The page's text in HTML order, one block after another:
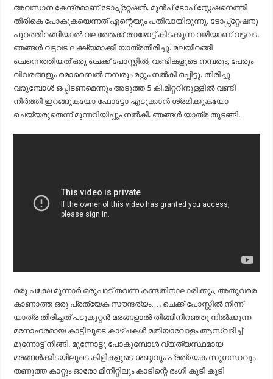
അവസാന കേന്ദ്രമാണ് ടോപ്സ്റ്റേഷൻ. മുൻപ് ടോപ് സ്റ്റേഷനെത്തി
തിരികെ പോകുകയെന്നത് എന്റെയും പതിവായിരുന്നു. ടോപ്സ്റ്റേഷനു
പുറത്തിറങ്ങിയാൽ വലത്തേക്ക് താഴോട്ട് കിടക്കുന്ന വഴിയാണ് വട്ടവട.
ഞങ്ങൾ വട്ടവട ലക്ഷ്യമാക്കി യാത്രതിരിച്ചു. മലയിറങ്ങി
ചെന്നെത്തിയത് ഒരു ചെക്ക് പോസ്റ്റിൽ, വണ്ടികളുടെ നമ്പരും, പേരും
വിവരങ്ങളും മൊബൈൽ നമ്പരും മറ്റും നൽകി ഒപ്പിട്ടു. തിരിച്ചു
വരുമ്പോൾ ഒപ്പിടണമെന്നും അടുത്ത 5 കി.മീറ്ററിനുള്ളിൽ വണ്ടി
നിർത്തി ഇറങ്ങുകയോ ഫോട്ടോ എടുക്കാൻ ശ്രമിക്കുകയോ
ചെയ്യരുതെന്ന് മുന്നറിയിപ്പും നൽകി. ഞങ്ങൾ യാത്ര തുടങ്ങി.
ഒരു പക്ഷേ മൂന്നാർ ഒരുപാട് തവണ കണ്ടതിനാലാരിക്കും, അതുവരെ
കാണാത്ത ഒരു പ്രത്യേക സൗന്ദര്യം…. ചെക്ക് പോസ്റ്റിൽ നിന്ന്
യാത്ര തിരിച്ചത് പടുകൂറ്റൻ മരങ്ങളാൽ തിങ്ങിനിറഞ്ഞു നിൽക്കുന്ന
മനോഹരമായ കാട്ടിലൂടെ കാഴ്ചകൾ മതിയാവോളം ആസ്വദിച്ച്
മുന്നോട്ട് നീങ്ങി. മുന്നോട്ടു പോകുമ്പോൾ വ്യത്യസ്ഥമായ
മരങ്ങൾക്കിടയിലൂടെ കിളികളുടെ ശബ്ദവും പ്രത്യേക സുഗന്ധവും
തണുത്ത കാറ്റും ഓരോ മിനിറ്റിലും കാടിന്റെ ഭംഗി കൂടി കൂടി